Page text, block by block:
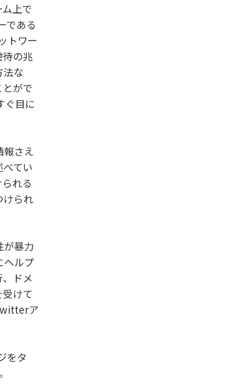
上で
である
トワー
待の兆
法な
がで
ぐ目に
報さえ
てい
れる
けられ
が暴力
ヘルプ
ドメ
けて
ア
をタ